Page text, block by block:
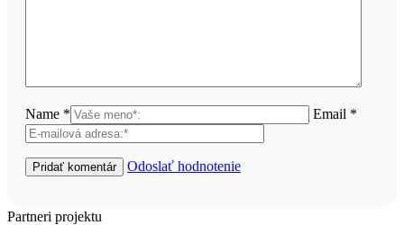
Name * Email *
Odoslať hodnotenie
Partneri projektu